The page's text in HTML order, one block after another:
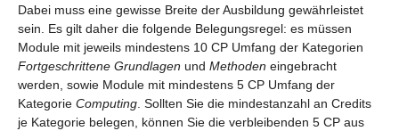
Dabei muss eine gewisse Breite der Ausbildung gewährleistet
sein. Es gilt daher die folgende Belegungsregel: es müssen
Module mit jeweils mindestens 10 CP Umfang der Kategorien
Fortgeschrittene Grundlagen und Methoden eingebracht
werden, sowie Module mit mindestens 5 CP Umfang der
Kategorie Computing. Sollten Sie die mindestanzahl an Credits
je Kategorie belegen, können Sie die verbleibenden 5 CP aus